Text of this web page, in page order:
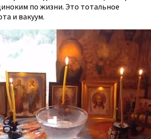
по жизни. Это тотальное
и вакуум.